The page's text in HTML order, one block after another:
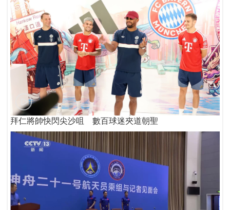
拜仁將帥快閃尖沙咀 數百球迷夾道朝聖